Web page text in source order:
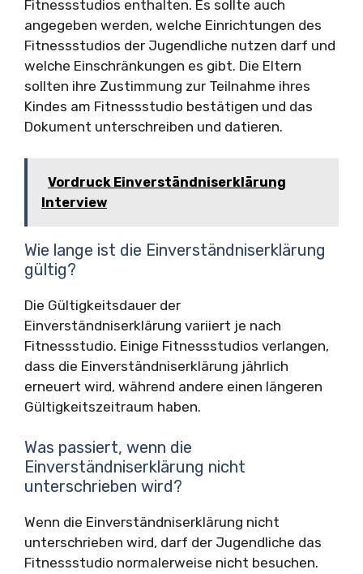
Fitnessstudios enthalten. Es sollte auch
angegeben werden, welche Einrichtungen des
Fitnessstudios der Jugendliche nutzen darf und
welche Einschränkungen es gibt. Die Eltern
sollten ihre Zustimmung zur Teilnahme ihres
Kindes am Fitnessstudio bestätigen und das
Dokument unterschreiben und datieren.
Vordruck Einverständniserklärung
Interview
Wie lange ist die Einverständniserklärung
gültig?
Die Gültigkeitsdauer der
Einverständniserklärung variiert je nach
Fitnessstudio. Einige Fitnessstudios verlangen,
dass die Einverständniserklärung jährlich
erneuert wird, während andere einen längeren
Gültigkeitszeitraum haben.
Was passiert, wenn die
Einverständniserklärung nicht
unterschrieben wird?
Wenn die Einverständniserklärung nicht
unterschrieben wird, darf der Jugendliche das
Fitnessstudio normalerweise nicht besuchen.